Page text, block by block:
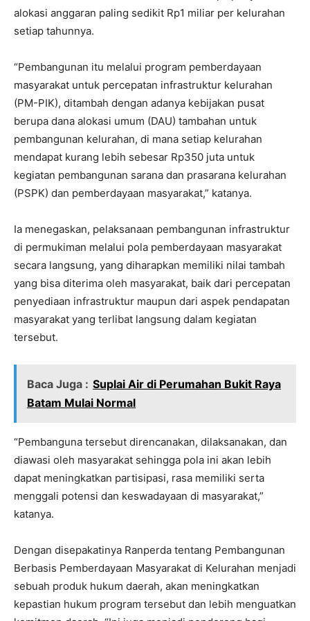
alokasi anggaran paling sedikit Rp1 miliar per kelurahan
setiap tahunnya.
“Pembangunan itu melalui program pemberdayaan
masyarakat untuk percepatan infrastruktur kelurahan
(PM-PIK), ditambah dengan adanya kebijakan pusat
berupa dana alokasi umum (DAU) tambahan untuk
pembangunan kelurahan, di mana setiap kelurahan
mendapat kurang lebih sebesar Rp350 juta untuk
kegiatan pembangunan sarana dan prasarana kelurahan
(PSPK) dan pemberdayaan masyarakat,” katanya.
Ia menegaskan, pelaksanaan pembangunan infrastruktur
di permukiman melalui pola pemberdayaan masyarakat
secara langsung, yang diharapkan memiliki nilai tambah
yang bisa diterima oleh masyarakat, baik dari percepatan
penyediaan infrastruktur maupun dari aspek pendapatan
masyarakat yang terlibat langsung dalam kegiatan
tersebut.
Baca Juga : Suplai Air di Perumahan Bukit Raya
Batam Mulai Normal
“Pembanguna tersebut direncanakan, dilaksanakan, dan
diawasi oleh masyarakat sehingga pola ini akan lebih
dapat meningkatkan partisipasi, rasa memiliki serta
menggali potensi dan keswadayaan di masyarakat,”
katanya.
Dengan disepakatinya Ranperda tentang Pembangunan
Berbasis Pemberdayaan Masyarakat di Kelurahan menjadi
sebuah produk hukum daerah, akan meningkatkan
kepastian hukum program tersebut dan lebih menguatkan